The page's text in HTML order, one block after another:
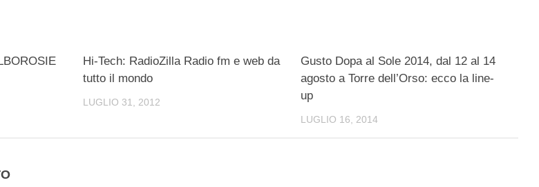
Hi-Tech: RadioZilla Radio fm e web da
tutto il mondo
LUGLIO 31, 2012
Gusto Dopa al Sole 2014, dal 12 al 14
agosto a Torre dell’Orso: ecco la line-
up
LUGLIO 16, 2014